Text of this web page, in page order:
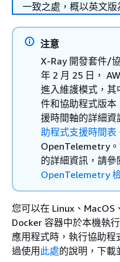
一致之處，概以英文版
注意
X-Ray 開發套件/
年 2 月 25 日，
進入維護模式，其
件和協助程式版本
援時間軸的詳細資
助程式支援時間表
OpenTelemetry
的詳細資訊，請參
OpenTelemetry
您可以在 Linux、MacOS
Docker 容器中於本機執
應用程式時，執行協助
過使用 此處的說明，下載